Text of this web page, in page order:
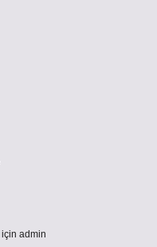
için admin